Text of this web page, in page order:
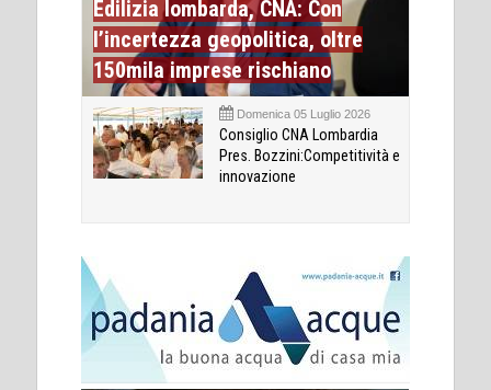
Edilizia lombarda, CNA: Con
l’incertezza geopolitica, oltre
150mila imprese rischiano
Domenica 05 Luglio 2026
Consiglio CNA Lombardia
Pres. Bozzini:Competitività e
innovazione